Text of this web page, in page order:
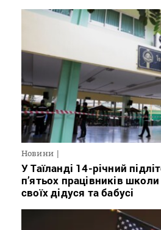
Новини
У Таїланді 14-річний
п’ятьох працівників
своїх дідуся та бабусі